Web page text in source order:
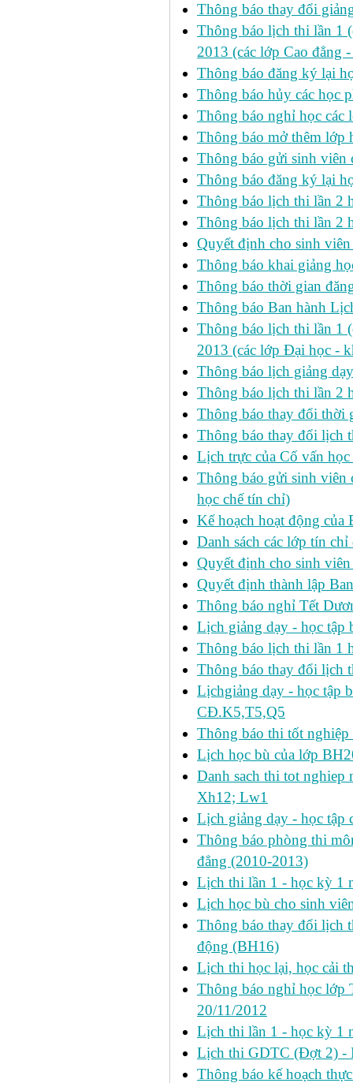
Thông báo thay đổi
Thông báo lịch thi lần 1
2013 (các lớp Cao đẳng
Thông báo đăng ký lại
Thông báo hủy các học
Thông báo nghỉ học các
Thông báo mở thêm lớp
Thông báo gửi sinh viên
Thông báo đăng ký lại
Thông báo lịch thi lần 2
Thông báo lịch thi lần 2
Quyết định cho sinh
Thông báo khai giảng
Thông báo thời gian
Thông báo Ban hành
Thông báo lịch thi lần 1
2013 (các lớp Đại học -
Thông báo lịch giảng
Thông báo lịch thi lần 2
Thông báo thay đổi thời
Thông báo thay đổi lịch
Lịch trực của Cố vấn học
Thông báo gửi sinh viên
học chế tín chỉ)
Kế hoạch hoạt động
Danh sách các lớp tín
Quyết định cho sinh
Quyết định thành lập
Thông báo nghỉ Tết
Lịch giảng dạy - học tập
Thông báo lịch thi lần 1
Thông báo thay đổi lịch
Lịchgiảng dạy - học tập
CĐ.K5,T5,Q5
Thông báo thi tốt nghiệp
Lịch học bù của lớp
Danh sach thi tot
Xh12; Lw1
Lịch giảng dạy - học tập
Thông báo phòng thi
đẳng (2010-2013)
Lịch thi lần 1 - học kỳ 1
Lịch học bù cho sinh
Thông báo thay đổi lịch
động (BH16)
Lịch thi học lại, học cải
Thông báo nghỉ học lớp
20/11/2012
Lịch thi lần 1 - học kỳ 1
Lịch thi GDTC (Đợt 2) -
Thông báo kế hoạch